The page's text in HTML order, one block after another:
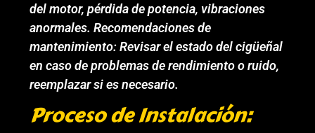
del motor, pérdida de potencia, vibraciones
anormales. Recomendaciones de
mantenimiento: Revisar el estado del cigüeñal
en caso de problemas de rendimiento o ruido,
reemplazar si es necesario.
Proceso de Instalación: